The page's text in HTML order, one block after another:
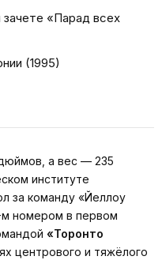
«Парад всех
(1995)
а вес — 235
институте
за команду «Йеллоу
номером в первом
«Торонто
центрового и тяжёлого